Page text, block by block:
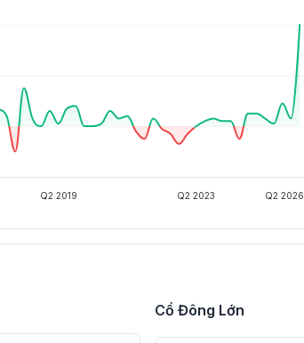
Q2 2019 Q2 2023 Q2 2026
Cổ Đông Lớn